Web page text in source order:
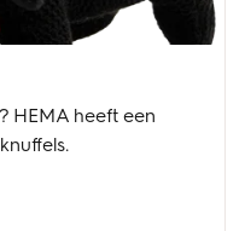
HEMA heeft een